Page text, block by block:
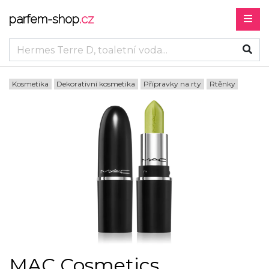
parfem-shop.cz
Kosmetika Dekorativní kosmetika Přípravky na rty Rtěnky